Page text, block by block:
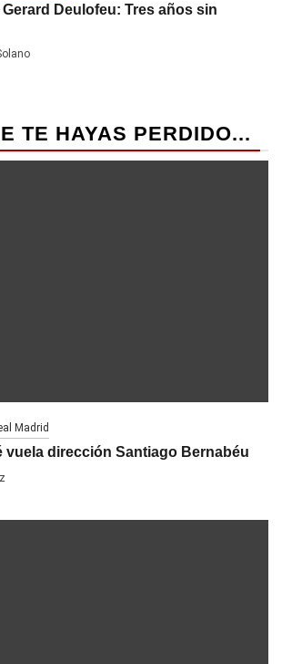
Deulofeu: Tres años sin
TE HAYAS PERDIDO...
Madrid
vuela dirección Santiago Bernabéu